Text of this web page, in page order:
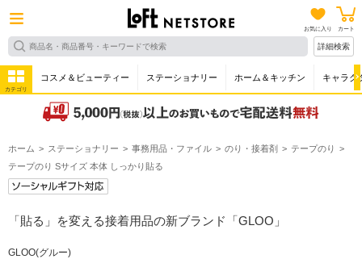
お気に入り カート
詳細検索
カテゴリ
コスメ＆ビューティー ステーショナリー ホーム＆キッチン キャラク
ホーム ステーショナリー 事務用品・ファイル のり・接着剤
テープのり
テープのり Sサイズ 本体 しっかり貼る
「貼る」を変える接着用品の新ブランド「GLOO」
GLOO(グルー)